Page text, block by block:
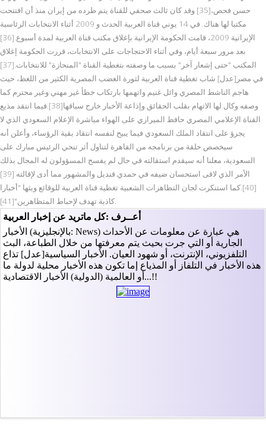
حسن فحص،[35] وقد كان ثالث صحفي للقناة يتم طرده من إيران منذ أن افتتحت
مكتبا لها هناك. في 14 يوني قناة العربية الحدث و 2009 أثناء الانتخابات الرئاسية
الإيرانية 2009، قامت الحكومة الإيرانية بإغلاق مكتب قناة العربية لمدة أسبوع.[36]
بعد مرور سبعة أيام، وفي أثناء الاحتجاجات على الانتخابات، قررت الحكومة إغلاق
المكتب "حتى إشعار آخر" بسبب ما وصفته بتغطية القناة "المنحازة" للانتخابات.[37]
في مصر[عدل] شاب تغطية قناة العربية لثورة الغضب المصرية الكثير من اللغط، حيث
هاجم الناشط المصري وائل غنيم واتهمها بارتكاب خطأ غير مهني وغير محترم كما
وصفه وكال لها الاتهام بقلب الحقائق وإذاعة الأخبار خارج سياقها[38].فيما انتقد مذيع
القناة الإعلامي المصري حافظ الميرازي على الهواء مباشرة الإعلام السعودي الذي لا
يجرؤ على انتقاد الملك السعودي فيما يبيح لنفسه انتقاد بقية الرؤساء، وأعلن أنه
سيخصص حلقة من برنامجه من القاهرة لتناول أثر تنحي الرئيس مبارك على
السعودية، معلنا أنه سيقدم استقالته في حال لم يفسح المسؤولون له المجال بذلك
الأمر الذي لاقى استحسان ضيفه في حمدي قنديل والمشهور مما أدى لإقالته [39]
[40].كما استنكرت لجان التظاهرات الشعبية تغطية قناة العربية للوقائع وبثها "أخبارا
كاذبة تهدف لإحباط المتظاهرين"[41].